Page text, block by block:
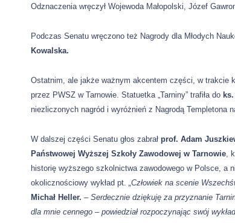
Odznaczenia wręczył Wojewoda Małopolski, Józef
Podczas Senatu wręczono też Nagrody dla Młodych
Kowalska.
Ostatnim, ale jakże ważnym akcentem części, w trakcie
przez PWSZ w Tarnowie. Statuetka „Tarniny” trafiła do
niezliczonych nagród i wyróżnień z Nagrodą Templetona
W dalszej części Senatu głos zabrałprof. Adam
Państwowej Wyższej Szkoły Zawodowej w Tarnowie,
historię wyższego szkolnictwa zawodowego w Polsce, a
okolicznościowy wykład pt.„Człowiek na scenie
Michał Heller.– Serdecznie dziękuję za przyznanie
dla mnie cennego – powiedział rozpoczynając swój